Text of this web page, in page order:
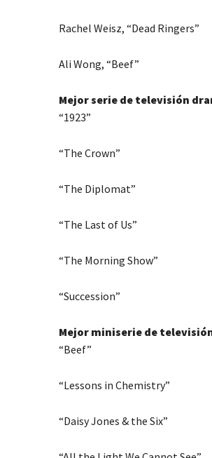
Rachel Weisz, “Dead Ringers”
Ali Wong, “Beef”
Mejor serie de televisión
“1923”
“The Crown”
“The Diplomat”
“The Last of Us”
“The Morning Show”
“Succession”
Mejor miniserie de
“Beef”
“Lessons in Chemistry”
“Daisy Jones & the Six”